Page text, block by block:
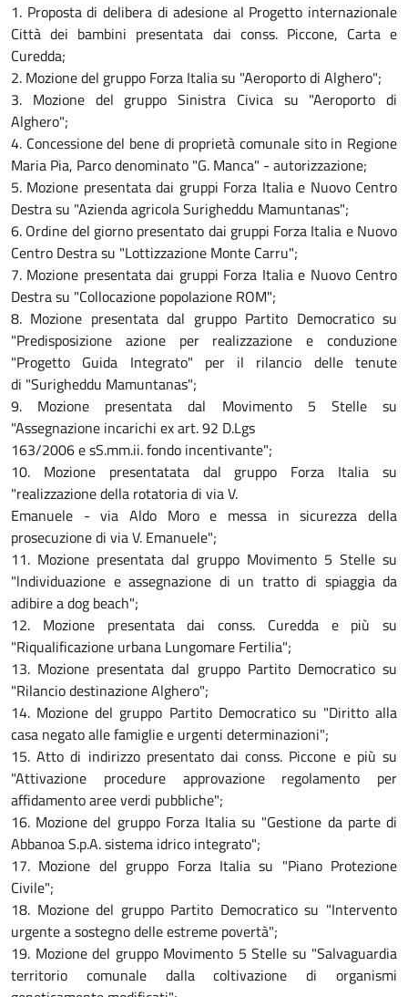
1. Proposta di delibera di adesione al Progetto internazionale
Città dei bambini presentata dai conss. Piccone, Carta e
Curedda;
2. Mozione del gruppo Forza Italia su "Aeroporto di Alghero";
3. Mozione del gruppo Sinistra Civica su "Aeroporto di
Alghero";
4. Concessione del bene di proprietà comunale sito in Regione
Maria Pia, Parco denominato "G. Manca" - autorizzazione;
5. Mozione presentata dai gruppi Forza Italia e Nuovo Centro
Destra su "Azienda agricola Surigheddu Mamuntanas";
6. Ordine del giorno presentato dai gruppi Forza Italia e Nuovo
Centro Destra su "Lottizzazione Monte Carru";
7. Mozione presentata dai gruppi Forza Italia e Nuovo Centro
Destra su "Collocazione popolazione ROM";
8. Mozione presentata dal gruppo Partito Democratico su
"Predisposizione azione per realizzazione e conduzione
"Progetto Guida Integrato" per il rilancio delle tenute
di "Surigheddu Mamuntanas";
9. Mozione presentata dal Movimento 5 Stelle su
"Assegnazione incarichi ex art. 92 D.Lgs
163/2006 e sS.mm.ii. fondo incentivante";
10. Mozione presentatata dal gruppo Forza Italia su
"realizzazione della rotatoria di via V.
Emanuele - via Aldo Moro e messa in sicurezza della
prosecuzione di via V. Emanuele";
11. Mozione presentata dal gruppo Movimento 5 Stelle su
"lndividuazione e assegnazione di un tratto di spiaggia da
adibire a dog beach";
12. Mozione presentata dai conss. Curedda e più su
"Riqualificazione urbana Lungomare Fertilia";
13. Mozione presentata dal gruppo Partito Democratico su
"Rilancio destinazione Alghero";
14. Mozione del gruppo Partito Democratico su "Diritto alla
casa negato alle famiglie e urgenti determinazioni";
15. Atto di indirizzo presentato dai conss. Piccone e più su
"Attivazione procedure approvazione regolamento per
affidamento aree verdi pubbliche";
16. Mozione del gruppo Forza Italia su "Gestione da parte di
Abbanoa S.p.A. sistema idrico integrato";
17. Mozione del gruppo Forza Italia su "Piano Protezione
Civile";
18. Mozione del gruppo Partito Democratico su "Intervento
urgente a sostegno delle estreme povertà";
19. Mozione del gruppo Movimento 5 Stelle su "Salvaguardia
territorio comunale dalla coltivazione di organismi